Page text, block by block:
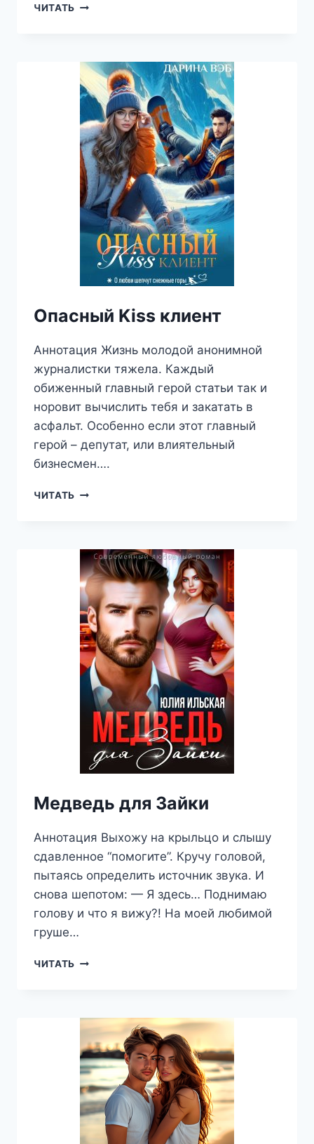
ЧИТАТЬ БАРЫШНЯ
Опасный Kiss клиент
Аннотация Жизнь молодой анонимной
журналистки тяжела. Каждый
обиженный главный герой статьи так и
норовит вычислить тебя и закатать в
асфальт. Особенно если этот главный
герой – депутат, или влиятельный
бизнесмен….
ЧИТАТЬ ОПАСНЫЙ
Медведь для Зайки
Аннотация Выхожу на крыльцо и слышу
сдавленное “помогите”. Кручу головой,
пытаясь определить источник звука. И
снова шепотом: — Я здесь… Поднимаю
голову и что я вижу?! На моей любимой
груше…
ЧИТАТЬ МЕДВЕДЬ